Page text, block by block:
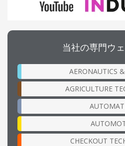
当社の専門ウ
AERONAUTICS
AGRICULTURE
CHECKOUT